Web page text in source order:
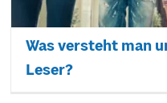
Was versteht man
Leser?